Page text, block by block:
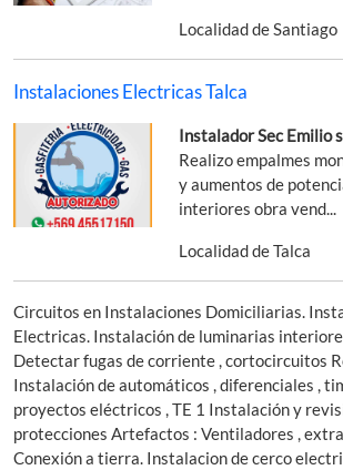
Localidad de Santiago
Instalaciones Electricas Talca
Instalador Sec Emilio
Realizo empalmes
y aumentos de
interiores obra vend...
Localidad de Talca
Circuitos en Instalaciones Domiciliarias.
Electricas. Instalación de luminarias
Detectar fugas de corriente , cortocircuitos
Instalación de automáticos , diferenciales ,
proyectos eléctricos , TE 1 Instalación y
protecciones Artefactos : Ventiladores ,
Conexión a tierra. Instalacion de cerco